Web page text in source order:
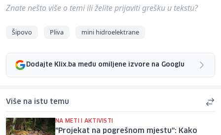
Znate nešto više o temi ili želite prijaviti grešku u tekstu?
Šipovo Pliva mini hidroelektrane
Dodajte Klix.ba među omiljene izvore na Googlu
Više na istu temu
NA METI I AKTIVISTI
"Projekat na pogrešnom mjestu": Kako